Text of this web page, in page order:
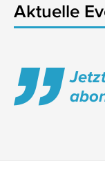
Aktuelle